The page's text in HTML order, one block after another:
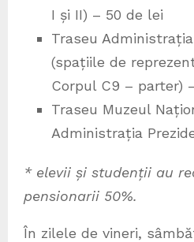
I și II) – 50 de lei
Traseu
(spațiile de
Corpul C9 – parter)
Traseu Muzeul
Administrația
*elevii și studenții au
pensionarii 50%.
În zilele de vineri,